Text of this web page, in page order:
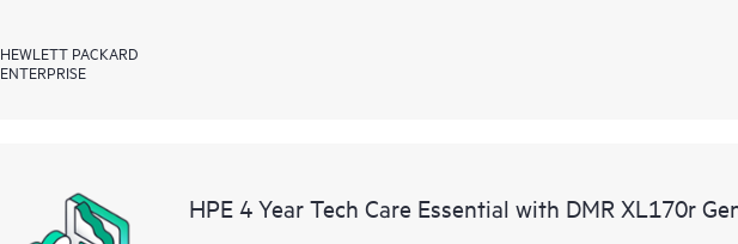
HEWLETT PACKARD
ENTERPRISE
HPE 4 Year Tech Care Essential with DMR XL170r